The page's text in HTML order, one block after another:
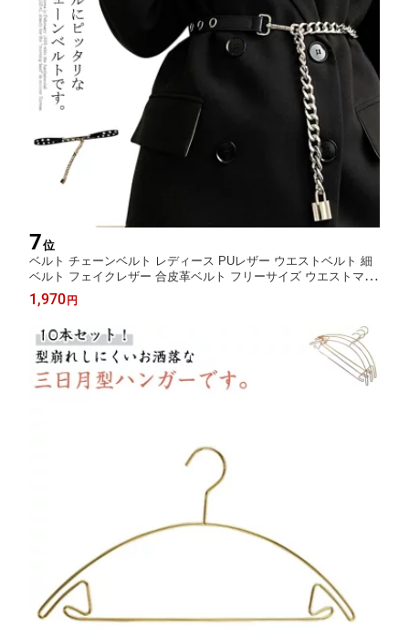
7位
ベルト チェーンベルト レディース PUレザー ウエストベルト 細
ベルト フェイクレザー 合皮革ベルト フリーサイズ ウエストマー
ク おしゃれ 大きいサイズ ワンピース スカート パンツ 可愛い 送
料無料
1,970 円